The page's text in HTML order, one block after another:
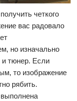
четкого
вас радовало
но изначально
и тюнер. Если
то изображение
рябить.